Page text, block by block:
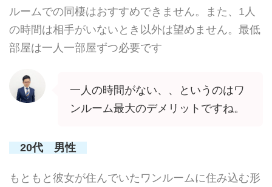
ルームでの同棲はおすすめできません。また、1人
の時間は相手がいないとき以外は望めません。最低
部屋は一人一部屋ずつ必要です
一人の時間がない、、というのはワ
ンルーム最大のデメリットですね。
20代 男性
もともと彼女が住んでいたワンルームに住み込む形